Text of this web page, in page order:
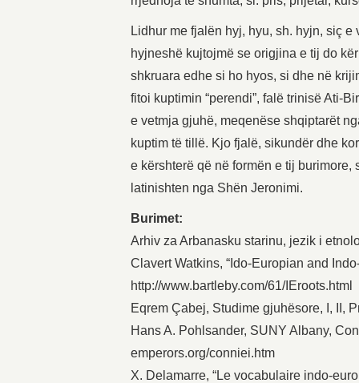
Lidhur me fjalën hyj, hyu, sh. hyjn, siç
hyjneshë kujtojmë se origjina e tij do
shkruara edhe si ho hyos, si dhe në
fitoi kuptimin “perendi”, falë trinisë Ati-
e vetmja gjuhë, meqenëse shqiptarët
kuptim të tillë. Kjo fjalë, sikundër dhe
e kërshterë që në formën e tij
latinishten nga Shën Jeronimi.
Burimet:
Arhiv za Arbanasku starinu, jezik i
Clavert Watkins, “Ido-Europian and
http://www.bartleby.com/61/IEroots.html
Eqrem Çabej, Studime gjuhësore, I, II,
Hans A. Pohlsander, SUNY Albany,
emperors.org/conniei.htm
X. Delamarre, “Le vocabulaire indo-